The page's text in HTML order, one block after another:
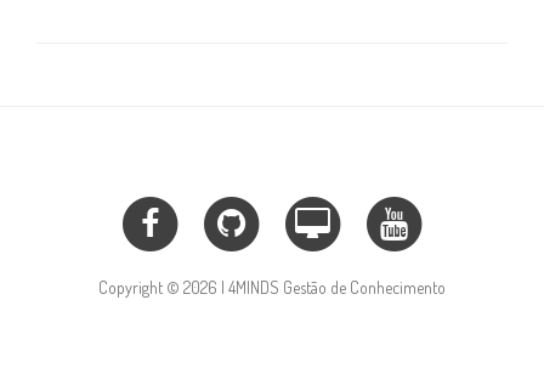
Copyright © 2026 | 4MINDS Gestão de Conhecimento